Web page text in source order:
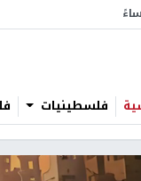
فلسطينيات